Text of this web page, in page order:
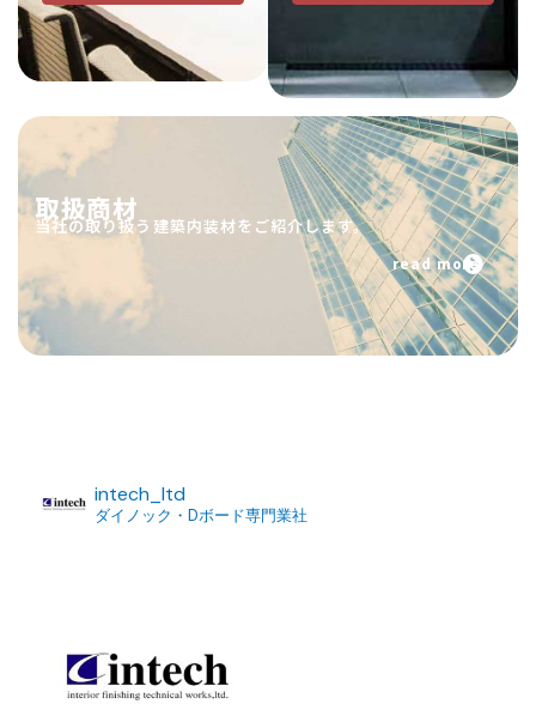
取扱商材
当社の取り扱う建築内装材をご紹介します。
read more
intech_ltd
ダイノック・Dボード専門業社